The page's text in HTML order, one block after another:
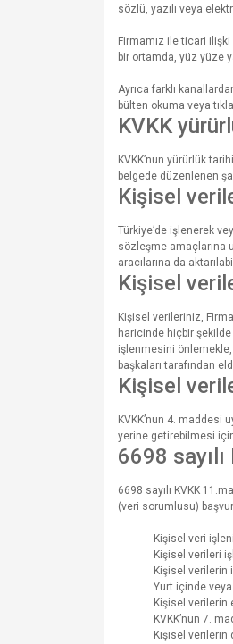
sözlü, yazılı veya
Firmamız ile ticari
bir ortamda, yüz yüze
Ayrıca farklı
bülten okuma veya
KVKK
KVKK’nun yürürlük
belgede düzenlenen
Kişisel
Türkiye’de işlenerek
sözleşme amaçlarına
aracılarına da
Kişisel
Kişisel verileriniz,
haricinde hiçbir şekilde
işlenmesini
başkaları tarafından
Kişisel
KVKK’nun 4. maddesi
yerine getirebilmesi
6698
6698 sayılı KVKK
(veri sorumlusu)
Kişisel veri
Kişisel verileri
Kişisel verilerin
Yurt içinde veya
Kişisel verilerin
KVKK’nun 7.
Kişisel verilerin